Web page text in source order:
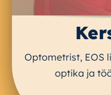
Optometrist, EOS
optika ja